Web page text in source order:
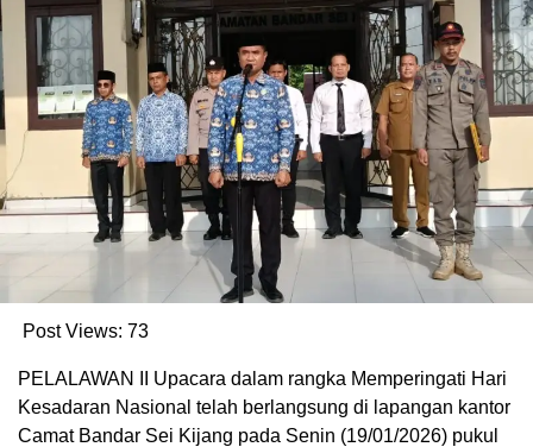
Post Views: 73
PELALAWAN II Upacara dalam rangka Memperingati Hari
Kesadaran Nasional telah berlangsung di lapangan kantor
Camat Bandar Sei Kijang pada Senin (19/01/2026) pukul